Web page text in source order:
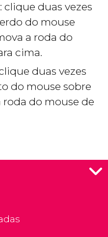
duas vezes
do mouse
a roda do
cima.
duas vezes
do mouse sobre
do mouse de